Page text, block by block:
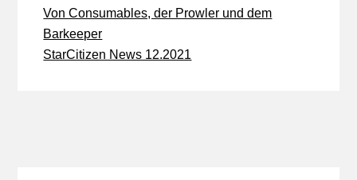
Von Consumables, der Prowler und dem
Barkeeper
StarCitizen News 12.2021